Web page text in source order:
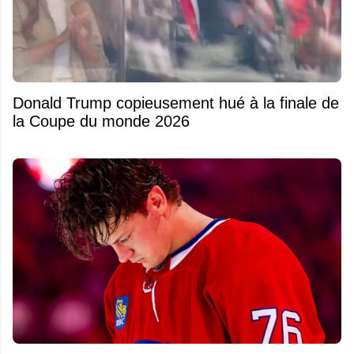
Donald Trump copieusement hué à la finale de
la Coupe du monde 2026